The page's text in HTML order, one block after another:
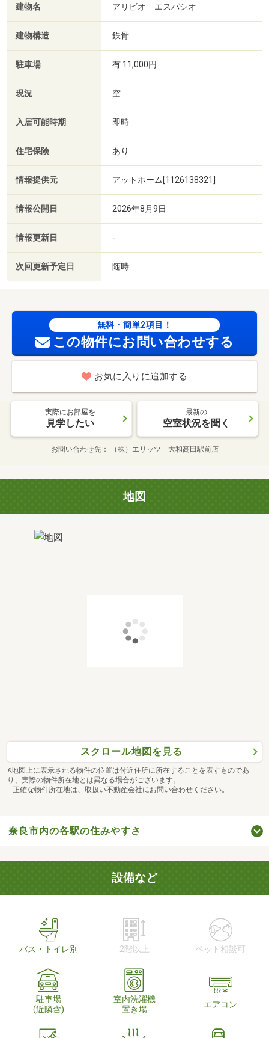
建物名 アリビオ エスパシオ
建物構造 鉄骨
駐車場 有 11,000円
現況 空
入居可能時期 即時
住宅保険 あり
情報提供元 アットホーム[1126138321]
情報公開日 2026年8月9日
情報更新日 -
次回更新予定日 随時
無料・簡単2項目！
この物件にお問い合わせする
お気に入りに追加する
実際にお部屋を
見学したい
最新の
空室状況を聞く
お問い合わせ先 （株）エリッツ 大和高田駅前店
地図
スクロール地図を見る
※地図上に表示される物件の位置は付近住所に所在することを表すものであ
り、実際の物件所在地とは異なる場合がございます。
正確な物件所在地は、取扱い不動産会社にお問い合わせください。
奈良市内の各駅の住みやすさ
設備など
バス・トイレ別 2階以上 ペット相談可
駐車場
(近隣含)
室内洗濯機
置き場
エアコン